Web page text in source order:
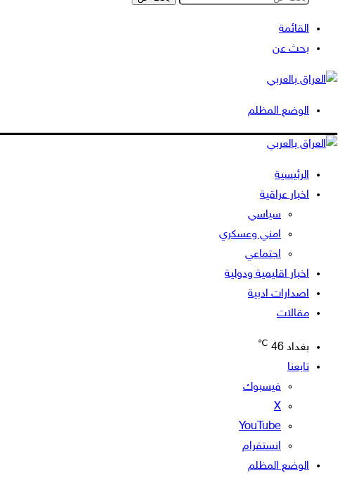
القائمة
بحث عن
الوضع المظلم
الرئيسية
اخبار عراقية
سياسي
امني وعسكري
اجتماعي
اخبار اقليمية ودولية
اصدارات ادبية
مقالات
بغداد 46
℃
تابعنا
فيسبوك
‫X
‫YouTube
انستقرام
الوضع المظلم